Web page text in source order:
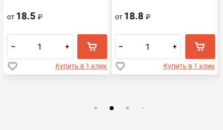
от 18.5₽
– +
Купить в 1 клик
от 18.8₽
– +
Купить в 1 клик